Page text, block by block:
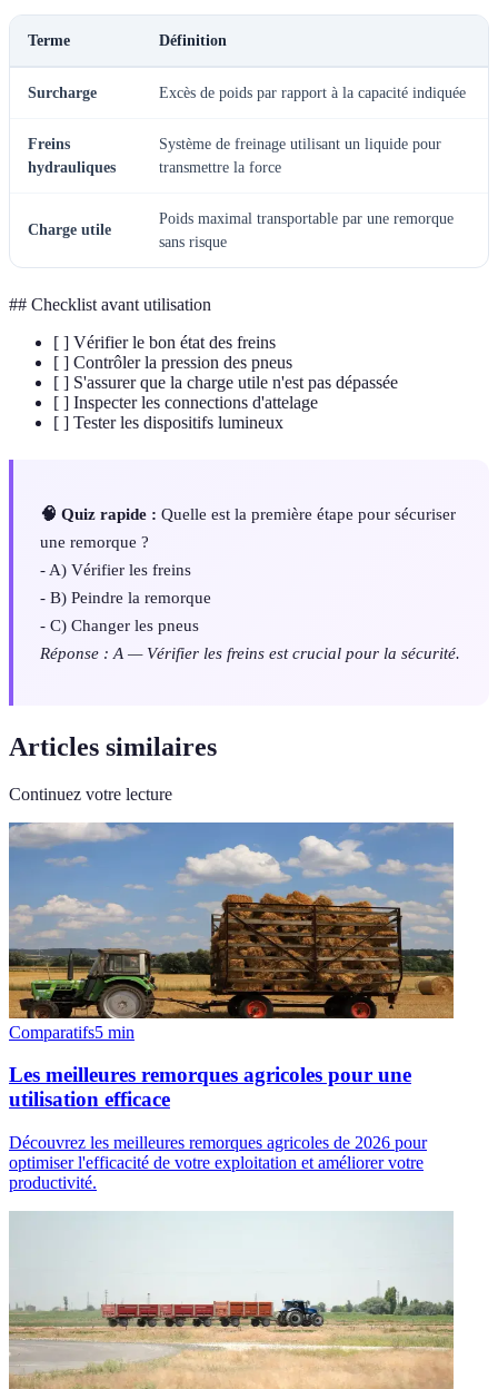
Terme Définition
Surcharge Excès de poids par rapport à la capacité indiquée
Freins
hydrauliques
Système de freinage utilisant un liquide pour
transmettre la force
Charge utile
Poids maximal transportable par une remorque
sans risque
## Checklist avant utilisation
[ ] Vérifier le bon état des freins
[ ] Contrôler la pression des pneus
[ ] S'assurer que la charge utile n'est pas dépassée
[ ] Inspecter les connections d'attelage
[ ] Tester les dispositifs lumineux
🧠 Quiz rapide : Quelle est la première étape pour sécuriser
une remorque ?
- A) Vérifier les freins
- B) Peindre la remorque
- C) Changer les pneus
Réponse : A — Vérifier les freins est crucial pour la sécurité.
Articles similaires
Continuez votre lecture
Comparatifs5 min
Les meilleures remorques agricoles pour une
utilisation efficace
Découvrez les meilleures remorques agricoles de 2026 pour
optimiser l'efficacité de votre exploitation et améliorer votre
productivité.